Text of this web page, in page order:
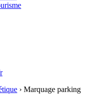
› Marquage parking